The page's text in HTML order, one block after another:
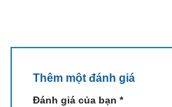
Thêm một đánh giá
Đánh giá của bạn *